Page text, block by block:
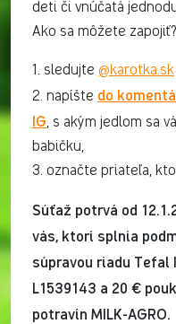
deti či vnúčatá
Ako sa môžete zapojiť?
1. sledujte @karotka.sk
2. napíšte do
IG, s akým jedlom sa
babičku,
3. označte priateľa,
Súťaž potrvá od
vás, ktorí splnia
súpravou riadu Tefal
L1539143 a 20 €
potravín MILK-AGRO.